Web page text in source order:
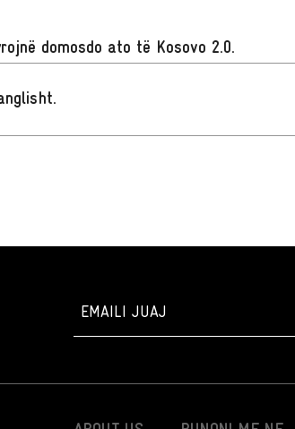
domosdo ato të Kosovo 2.0.
.